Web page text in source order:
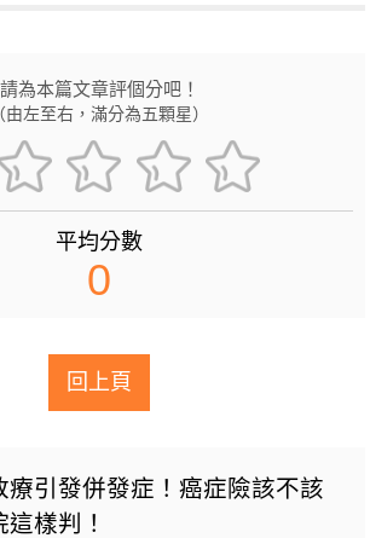
請為本篇文章評個分吧！
（由左至右，滿分為五顆星）
平均分數
0
回上頁
療引發併發症！癌症險該不該
樣判！